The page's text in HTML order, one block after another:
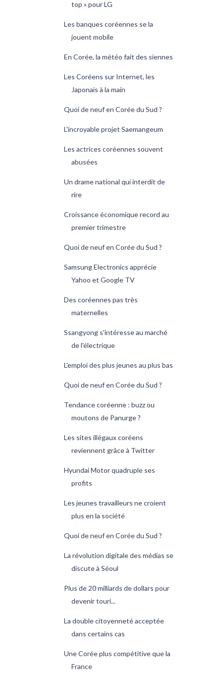
top » pour LG
Les banques coréennes se la
jouent mobile
En Corée, la météo fait des siennes
Les Coréens sur Internet, les
Japonais à la main
Quoi de neuf en Corée du Sud ?
L'incroyable projet Saemangeum
Les actrices coréennes souvent
abusées
Un drame national qui interdit de
rire
Croissance économique record au
premier trimestre
Quoi de neuf en Corée du Sud ?
Samsung Electronics apprécie
Yahoo et Google TV
Des coréennes pas très
maternelles
Ssangyong s'intéresse au marché
de l'électrique
L'emploi des plus jeunes au plus bas
Quoi de neuf en Corée du Sud ?
Tendance coréenne : buzz ou
moutons de Panurge ?
Les sites illégaux coréens
reviennent grâce à Twitter
Hyundai Motor quadruple ses
profits
Les jeunes travailleurs ne croient
plus en la société
Quoi de neuf en Corée du Sud ?
La révolution digitale des médias se
discute à Séoul
Plus de 20 milliards de dollars pour
devenir touri...
La double citoyenneté acceptée
dans certains cas
Une Corée plus compétitive que la
France